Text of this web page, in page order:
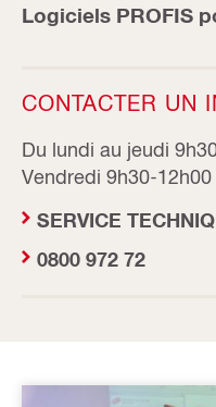
Logiciels PROFIS
CONTACTER UN
Du lundi au jeudi
Vendredi 9h30-
SERVICE
0800 972 72